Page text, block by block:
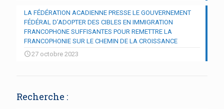
LA FÉDÉRATION ACADIENNE PRESSE LE GOUVERNEMENT
FÉDÉRAL D’ADOPTER DES CIBLES EN IMMIGRATION
FRANCOPHONE SUFFISANTES POUR REMETTRE LA
FRANCOPHONIE SUR LE CHEMIN DE LA CROISSANCE
27 octobre 2023
Recherche :